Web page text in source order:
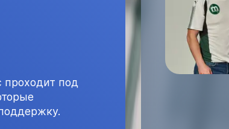
проходит под